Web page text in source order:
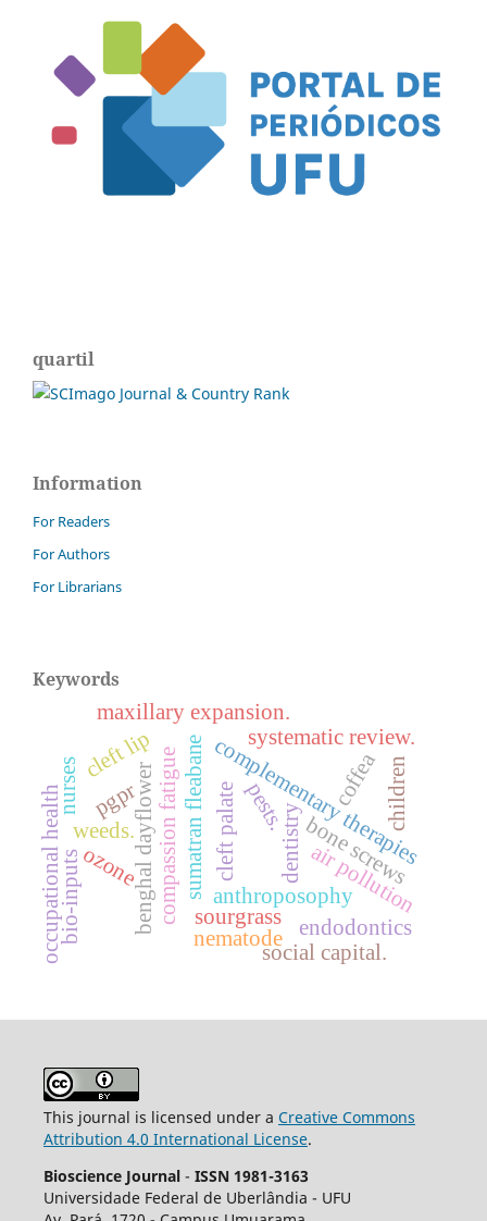
quartil
Information
For Readers
For Authors
For Librarians
Keywords
benghal dayflower sourgrass
sumatran fleabane
weeds.
anthroposophy
complementary therapies
dentistry
systematic review.
bone screws
cleft lip
cleft palate
maxillary expansion.
ozone
coffea
nematode
pests.
endodontics
compassion fatigue
nurses
occupational health air pollution
children
social capital.
bio-inputs
pgpr
This journal is licensed under a Creative Commons
Attribution 4.0 International License.
Bioscience Journal - ISSN 1981-3163
Universidade Federal de Uberlândia - UFU